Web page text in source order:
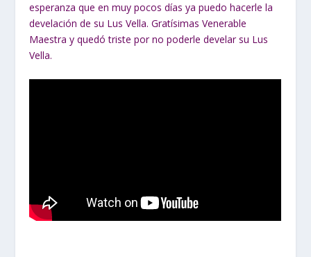
esperanza que en muy pocos días ya puedo hacerle la
develación de su Lus Vella. Gratísimas Venerable
Maestra y quedó triste por no poderle develar su Lus
Vella.